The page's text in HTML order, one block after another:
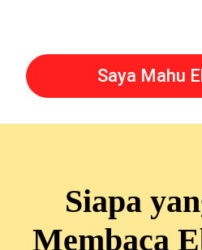
Saya Mahu
Siapa
Membaca